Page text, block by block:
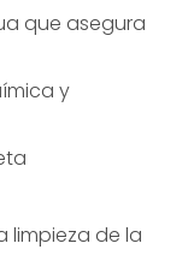
que asegura
y
limpieza de la